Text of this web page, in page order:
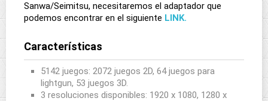
Sanwa/Seimitsu, necesitaremos el adaptador que
podemos encontrar en el siguiente LINK.
Características
5142 juegos: 2072 juegos 2D, 64 juegos para
lightgun, 53 juegos 3D.
3 resoluciones disponibles: 1920 x 1080, 1280 x